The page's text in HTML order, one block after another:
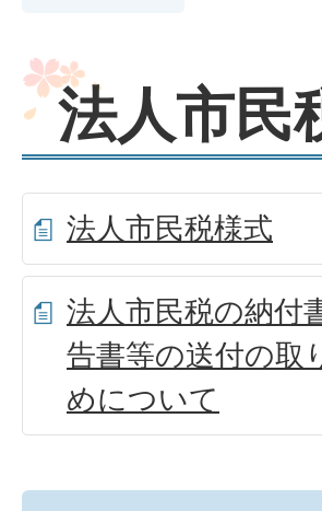
法人市民
法人市民税様式
法人市民税の納付
告書等の送付の取
めについて